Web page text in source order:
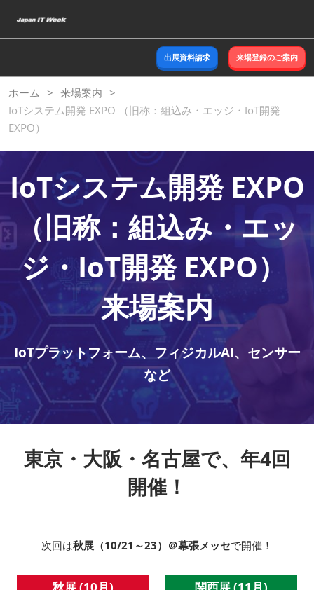
キ
ッ
し
て
進
む
出展資料請求 来場登録のご案内
ホーム
来場案内
IoTシステム開発 EXPO （旧称：組込み・エッジ・IoT開発
EXPO）
IoTシステム開発 EXPO
（旧称：組込み・エッ
ジ・IoT開発 EXPO）
来場案内
IoTプラットフォーム、フィジカルAI、センサー
など
東京・大阪・名古屋で、年4回
開催！
次回は秋展（10/21～23）＠幕張メッセで開催！